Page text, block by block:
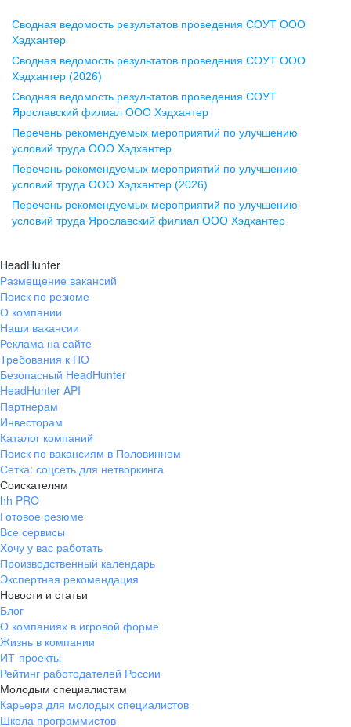
Воронеж
ул. Комиссаржевской, д. 10,
офис 1212
+7 473 280-05-05
pr@vrn.hh.ru
ул. Спартаковская, д. 2А, этаж 3,
помещение 15
+7 843 212-12-50
Екатеринбург
ул. Боевых Дружин, стр. 20,
+7 343 226-79-99
pr@ural.hh.ru
ул. Янковского, д. 169, 7 этаж,
706 каб.
+7 861 205-55-57
pr@krd.hh.ru
Владивосток
пер. Ланинский д. 4, офис 3.4
+7 423 202-33-28
pr@dv.hh.ru
Новосибирск
ул. Большевистская, д. 35,
помещение 21
+7 383 207-94-64
pr@nsk.hh.ru
Сводная ведомость результатов проведения СОУТ ООО
Хэдхантер
Сводная ведомость результатов проведения СОУТ ООО
Хэдхантер (2026)
Сводная ведомость результатов проведения СОУТ
Ярославский филиал ООО Хэдхантер
Перечень рекомендуемых мероприятий по улучшению
условий труда ООО Хэдхантер
Перечень рекомендуемых мероприятий по улучшению
условий труда ООО Хэдхантер (2026)
Перечень рекомендуемых мероприятий по улучшению
условий труда Ярославский филиал ООО Хэдхантер
HeadHunter
Размещение вакансий
Поиск по резюме
О компании
Наши вакансии
Реклама на сайте
Требования к ПО
Безопасный HeadHunter
HeadHunter API
Партнерам
Инвесторам
Каталог компаний
Поиск по вакансиям в Половинном
Сетка: соцсеть для нетворкинга
Соискателям
hh PRO
Готовое резюме
Все сервисы
Хочу у вас работать
Производственный календарь
Экспертная рекомендация
Новости и статьи
Блог
О компаниях в игровой форме
Жизнь в компании
ИТ-проекты
Рейтинг работодателей России
Молодым специалистам
Карьера для молодых специалистов
Школа программистов